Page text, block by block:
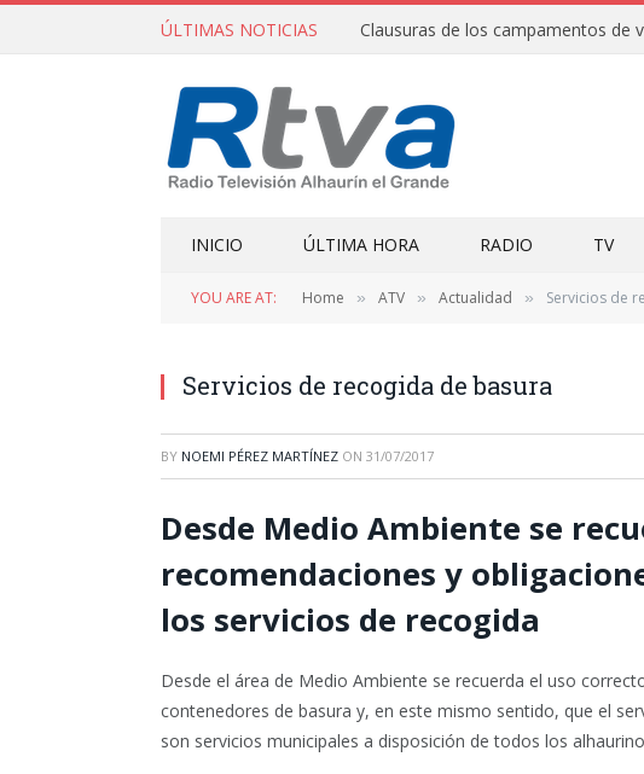
ÚLTIMAS NOTICIAS
INICIO ÚLTIMA HORA RADIO TV
YOU ARE AT: Home » ATV » Actualidad » Servicios de
Servicios de recogida de basura
BY NOEMI PÉREZ MARTÍNEZ ON 31/07/2017
Desde Medio Ambiente se
recomendaciones y
los servicios de recogida
Desde el área de Medio Ambiente se recuerda el uso
contenedores de basura y, en este mismo sentido, que el
son servicios municipales a disposición de todos los